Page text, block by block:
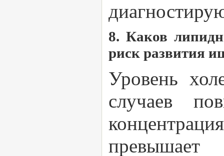
8. Каков
риск развития
Уровень
случаев
превышает